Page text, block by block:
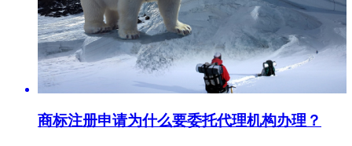
商标注册申请为什么要委托代理机构办理？